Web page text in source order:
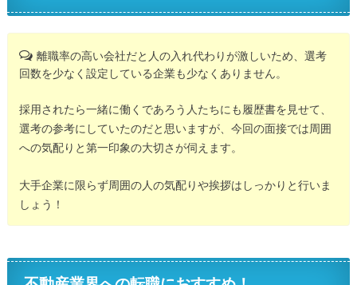
離職率の高い会社だと人の入れ代わりが激しいため、選考
回数を少なく設定している企業も少なくありません。
採用されたら一緒に働くであろう人たちにも履歴書を見せて、
選考の参考にしていたのだと思いますが、今回の面接では周囲
への気配りと第一印象の大切さが伺えます。
大手企業に限らず周囲の人の気配りや挨拶はしっかりと行いま
しょう！